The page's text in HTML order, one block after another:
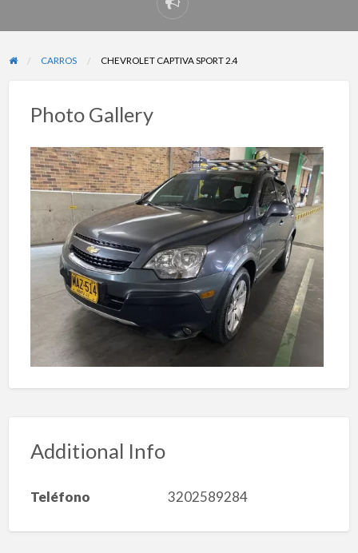
Reportar
problema
CARROS CHEVROLET CAPTIVA SPORT 2.4
Photo Gallery
Additional Info
Teléfono 3202589284